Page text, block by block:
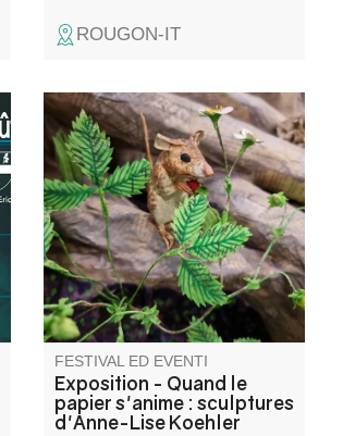
ROUGON-IT
Quest'estate, venite a scoprire
il lavoro di Anne-Lise Koehler al
Musée Intercommunal. Artista
multidisciplinare, scultrice,
artista visiva e direttrice
artistica, da oltre vent'anni dà
forma a un mondo in cui la
carta diventa materia viva.
FESTIVAL ED EVENTI
Exposition - Quand le
papier s'anime : sculptures
d'Anne-Lise Koehler